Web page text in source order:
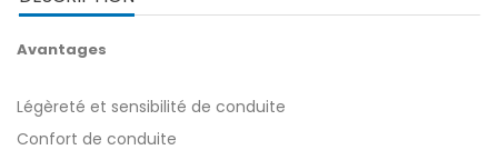
Avantages
Légèreté et sensibilité de conduite
Confort de conduite